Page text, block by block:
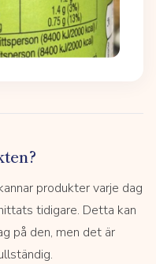
produkter varje dag
tidigare. Detta kan
på den, men det är